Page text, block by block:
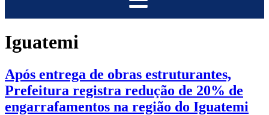
Iguatemi
Após entrega de obras estruturantes,
Prefeitura registra redução de 20% de
engarrafamentos na região do Iguatemi